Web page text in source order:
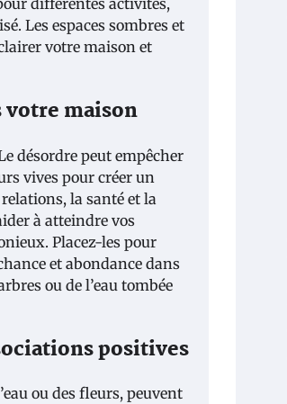
différentes activités,
Les espaces sombres et
votre maison et
votre maison
désordre peut empêcher
vives pour créer un
la santé et la
à atteindre vos
Placez-les pour
et abondance dans
ou de l’eau tombée
positives
ou des fleurs, peuvent